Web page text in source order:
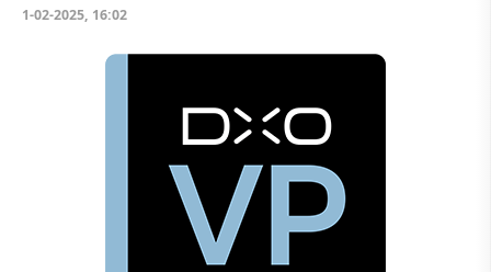
1-02-2025, 16:02